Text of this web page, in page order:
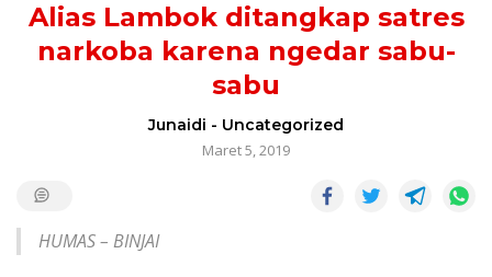
Alias Lambok ditangkap satres
narkoba karena ngedar sabu-
sabu
Junaidi - Uncategorized
Maret 5, 2019
HUMAS – BINJAI